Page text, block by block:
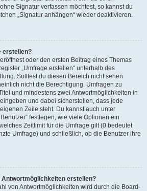
Signatur verfassen möchtest, so kannst du
„Signatur anhängen“ wieder deaktivieren.
erstellen?
oder den ersten Beitrag eines Themas
„Umfrage erstellen“ unterhalb des
Solltest du diesen Bereich nicht sehen
nicht die Berechtigung, Umfragen zu
und mindestens zwei Antwortmöglichkeiten in
und dabei sicherstellen, dass jede
Zeile steht. Du kannst auch unter
festlegen, wie viele Optionen ein
Zeitlimit für die Umfrage gilt (0 bedeutet
Umfrage) und schließlich, ob die Benutzer ihre
erstellen?
von Antwortmöglichkeiten wird durch die Board-